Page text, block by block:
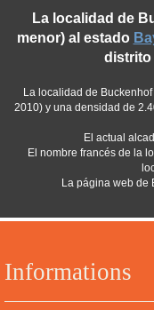
Informations
La localidad de
menor) al estado
distrito
La localidad de
2010) y una densidad de
El actual
El nombre francés de la
La página web de